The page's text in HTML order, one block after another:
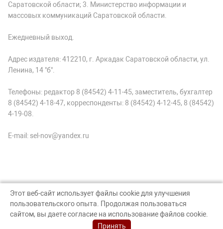
Саратовской области; 3. Министерство информации и
массовых коммуникаций Саратовской области.
Ежедневный выход.
Адрес издателя: 412210, г. Аркадак Саратовской области, ул.
Ленина, 14 "б".
Телефоны: редактор 8 (84542) 4-11-45, заместитель, бухгалтер
8 (84542) 4-18-47, корреспонденты: 8 (84542) 4-12-45, 8 (84542)
4-19-08.
E-mail: sel-nov@yandex.ru
© Аркадак, 2026
Создание сайта — nopreset
Этот веб-сайт использует файлы cookie для улучшения
пользовательского опыта. Продолжая пользоваться
сайтом, вы даете согласие на использование файлов cookie.
Принять